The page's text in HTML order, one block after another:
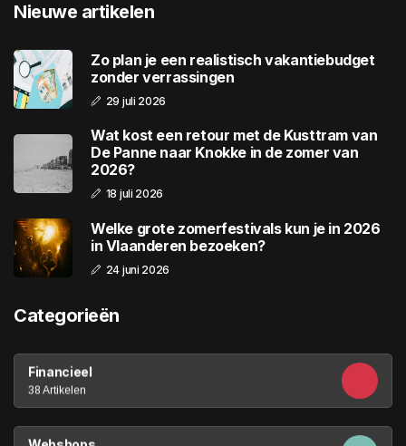
Nieuwe artikelen
Zo plan je een realistisch vakantiebudget
zonder verrassingen
29 juli 2026
Wat kost een retour met de Kusttram van
De Panne naar Knokke in de zomer van
2026?
18 juli 2026
Welke grote zomerfestivals kun je in 2026
in Vlaanderen bezoeken?
24 juni 2026
Categorieën
Financieel
38 Artikelen